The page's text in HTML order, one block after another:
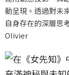
動呈現。透過對未
自身存在的深層思
Olivier